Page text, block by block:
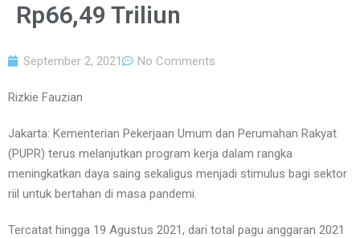
Rp66,49 Triliun
September 2, 2021 No Comments
Rizkie Fauzian
Jakarta: Kementerian Pekerjaan Umum dan Perumahan Rakyat
(PUPR) terus melanjutkan program kerja dalam rangka
meningkatkan daya saing sekaligus menjadi stimulus bagi sektor
riil untuk bertahan di masa pandemi.
Tercatat hingga 19 Agustus 2021, dari total pagu anggaran 2021